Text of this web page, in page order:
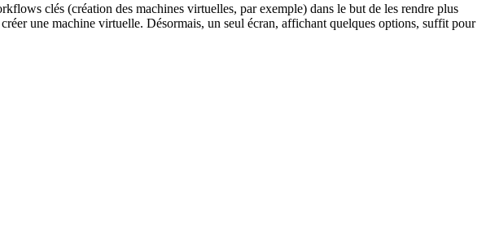
clés (création des machines virtuelles, par exemple) dans le but de les rendre plus
une machine virtuelle. Désormais, un seul écran, affichant quelques options, suffit pour